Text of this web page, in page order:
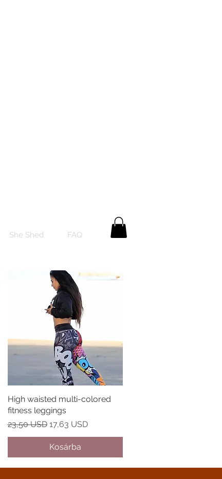
She Shed FAQ
Gyorsnézet
High waisted multi-colored
fitness leggings
Szokásos ár
23,50 USD Akciós ár
17,63 USD
Kosárba